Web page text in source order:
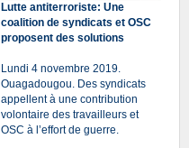
Lutte antiterroriste: Une
coalition de syndicats et OSC
proposent des solutions
Lundi 4 novembre 2019.
Ouagadougou. Des syndicats
appellent à une contribution
volontaire des travailleurs et
OSC à l’effort de guerre.